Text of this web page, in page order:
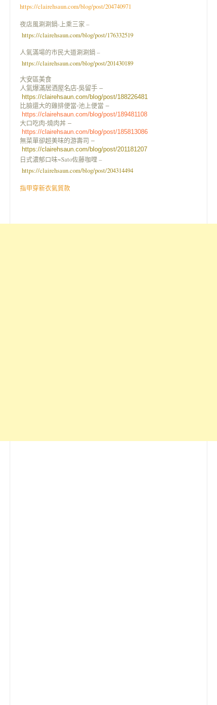
https://clairehsaun.com/blog/post/204740971
夜店風涮涮鍋-上乘三家 –
https://clairehsaun.com/blog/post/176332519
人氣滿場的市民大道涮涮鍋 –
https://clairehsaun.com/blog/post/201430189
大安區美食
人氣爆滿居酒屋名店-吳留手 –
https://clairehsaun.com/blog/post/188226481
比臉還大的雞排便當-池上便當 –
https://clairehsaun.com/blog/post/189481108
大口吃肉-燒肉丼 –
https://clairehsaun.com/blog/post/185813086
無菜單卻超美味的游壽司 –
https://clairehsaun.com/blog/post/201181207
日式濃郁口味~Sato佐藤咖哩 –
https://clairehsaun.com/blog/post/204314494
指甲穿新衣氣質款